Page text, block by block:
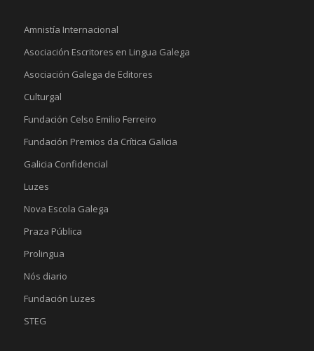
Amnistía Internacional
Asociación Escritores en Lingua Galega
Asociación Galega de Editores
Culturgal
Fundación Celso Emilio Ferreiro
Fundación Premios da Crítica Galicia
Galicia Confidencial
Luzes
Nova Escola Galega
Praza Pública
Prolingua
Nós diario
Fundación Luzes
STEG